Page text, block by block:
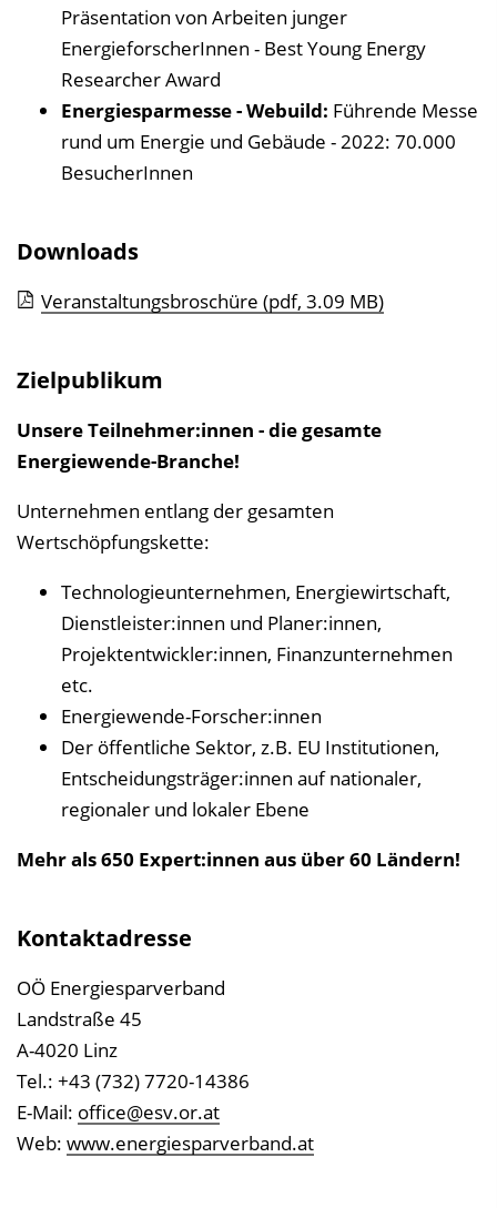
Präsentation von Arbeiten junger
EnergieforscherInnen - Best Young Energy
Researcher Award
Energiesparmesse - Webuild: Führende Messe
rund um Energie und Gebäude - 2022: 70.000
BesucherInnen
Downloads
Veranstaltungsbroschüre (pdf, 3.09 MB)
Zielpublikum
Unsere Teilnehmer:innen - die gesamte
Energiewende-Branche!
Unternehmen entlang der gesamten
Wertschöpfungskette:
Technologieunternehmen, Energiewirtschaft,
Dienstleister:innen und Planer:innen,
Projektentwickler:innen, Finanzunternehmen
etc.
Energiewende-Forscher:innen
Der öffentliche Sektor, z.B. EU Institutionen,
Entscheidungsträger:innen auf nationaler,
regionaler und lokaler Ebene
Mehr als 650 Expert:innen aus über 60 Ländern!
Kontaktadresse
OÖ Energiesparverband
Landstraße 45
A-4020 Linz
Tel.: +43 (732) 7720-14386
E-Mail: office@esv.or.at
Web: www.energiesparverband.at